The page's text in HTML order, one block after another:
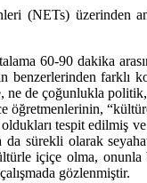
(NETs) üzerinden
60-90 dakika
benzerlerinden
ne de çoğunlukla
öğretmenlerinin,
tespit edilmiş
sürekli olarak
içiçe olma,
gözlenmiştir.